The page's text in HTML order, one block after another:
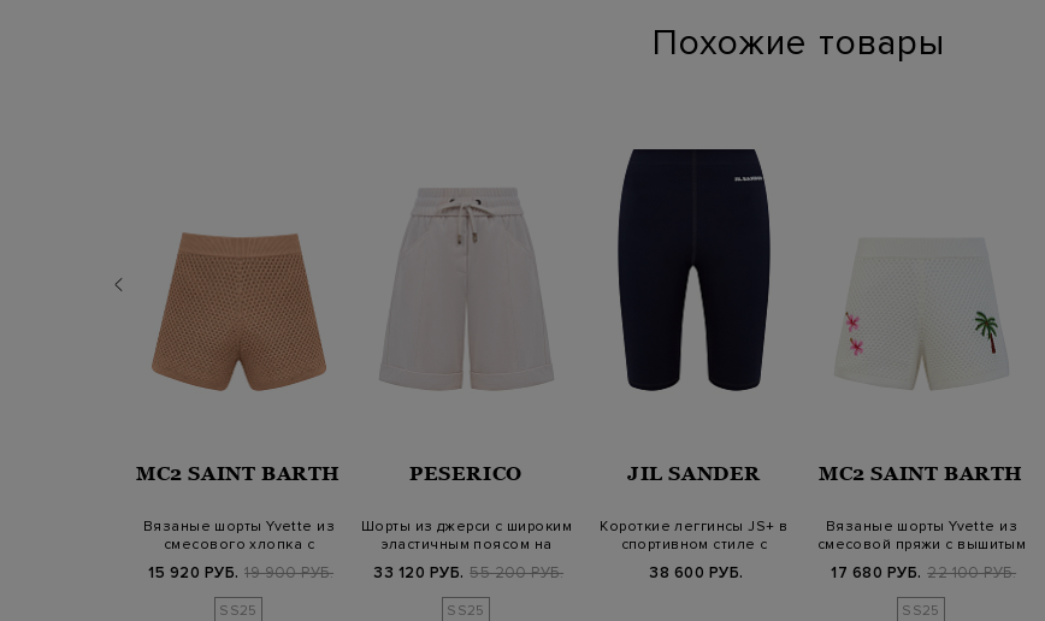
Похожие товары
MC2 SAINT BARTH
Вязаные шорты Yvette из
смесового хлопка с
15 920 РУБ. 19 900 РУБ.
SS25
PESERICO
Шорты из джерси с широким
эластичным поясом на
33 120 РУБ. 55 200 РУБ.
SS25
JIL SANDER
Короткие леггинсы JS+ в
спортивном стиле с
38 600 РУБ.
MC2 SAINT BARTH
Вязаные шорты Yvette из
смесовой пряжи с вышитым
17 680 РУБ. 22 100 РУБ.
SS25